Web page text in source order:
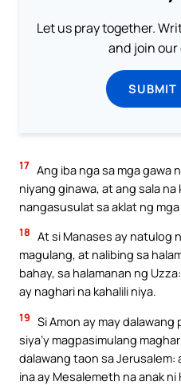
Let us pray together.
and join
SUBMIT
17 Ang iba nga sa mga gawa
niyang ginawa, at ang sala
nangasusulat sa aklat ng
18 At si Manases ay natulog
magulang, at nalibing sa
bahay, sa halamanan ng
ay naghari na kahalili niya.
19 Si Amon ay may
siya’y magpasimulang
dalawang taon sa
ina ay Mesalemeth na anak